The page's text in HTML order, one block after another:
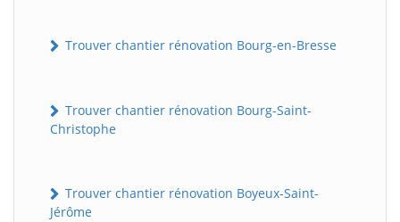
Trouver chantier rénovation Bourg-en-Bresse
Trouver chantier rénovation Bourg-Saint-
Christophe
Trouver chantier rénovation Boyeux-Saint-
Jérôme